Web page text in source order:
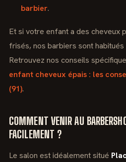
barbier.
Et si votre enfant a des cheveux
frisés, nos barbiers sont
Retrouvez nos conseils
enfant cheveux épais : les
(91).
COMMENT VENIR AU
FACILEMENT ?
Le salon est idéalement situé